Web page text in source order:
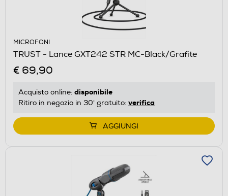
MICROFONI
TRUST - Lance GXT242 STR MC-Black/Grafite
€ 69,90
Acquisto online: disponibile
Ritiro in negozio in 30' gratuito: verifica
AGGIUNGI